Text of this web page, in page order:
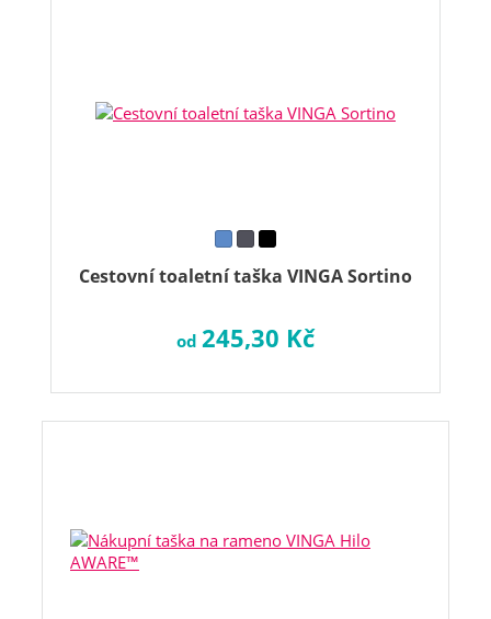
Cestovní toaletní taška VINGA Sortino
od 245,30 Kč